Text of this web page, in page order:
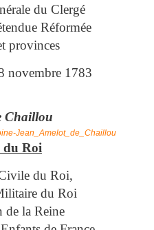
du Clergé
Réformée
provinces
novembre 1783
Chaillou
Jean_Amelot_de_Chaillou
du Roi
du Roi,
du Roi
de la Reine